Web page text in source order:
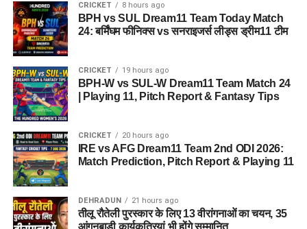
CRICKET 8 hours ago
BPH vs SUL Dream11 Team Today Match
24: बर्मिंघम फीनिक्स vs सनराइजर्स लीड्स ड्रीम11 टीम
CRICKET 19 hours ago
BPH-W vs SUL-W Dream11 Team Match 24
| Playing 11, Pitch Report & Fantasy Tips
CRICKET 20 hours ago
IRE vs AFG Dream11 Team 2nd ODI 2026:
Match Prediction, Pitch Report & Playing 11
DEHRADUN 21 hours ago
तीलू रौतेली पुरस्कार के लिए 13 वीरांगनाओं का चयन, 35
आंगनबाड़ी कार्यकत्रियां भी होंगे सम्मानित